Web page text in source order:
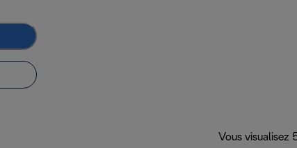
Vous visualisez